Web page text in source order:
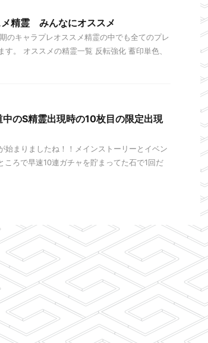
精霊 みんなにオススメ
のキャラプレオススメ精霊の中でも全てのプレ
。 オススメの精霊一覧 反転強化 蓄印単色、
中のS精霊出現時の10枚目の限定出現
始まりましたね！！メインストーリーとイベン
ろで早速10連ガチャを貯まってた石で1回だ